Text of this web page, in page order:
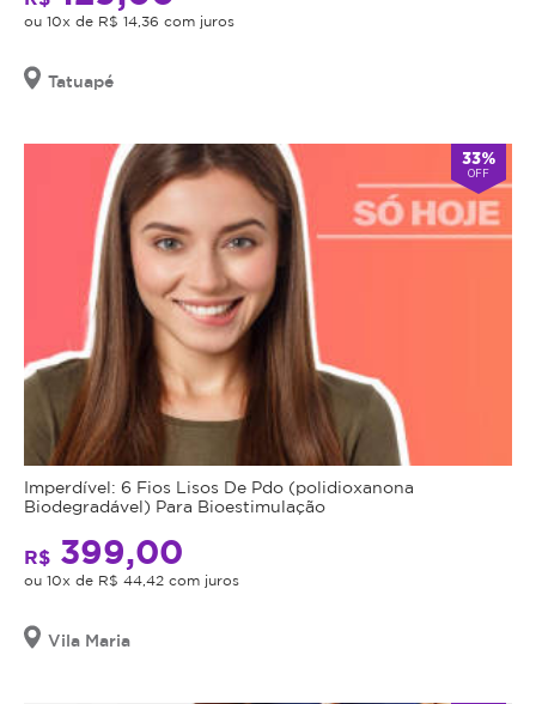
ou 10x de R$ 14,36 com juros
Tatuapé
33%
OFF
Imperdível: 6 Fios Lisos De Pdo (polidioxanona
Biodegradável) Para Bioestimulação
R$ 399,00
ou 10x de R$ 44,42 com juros
Vila Maria